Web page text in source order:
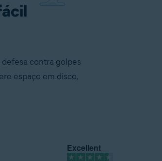
contra golpes
espaço em disco,
Excellent